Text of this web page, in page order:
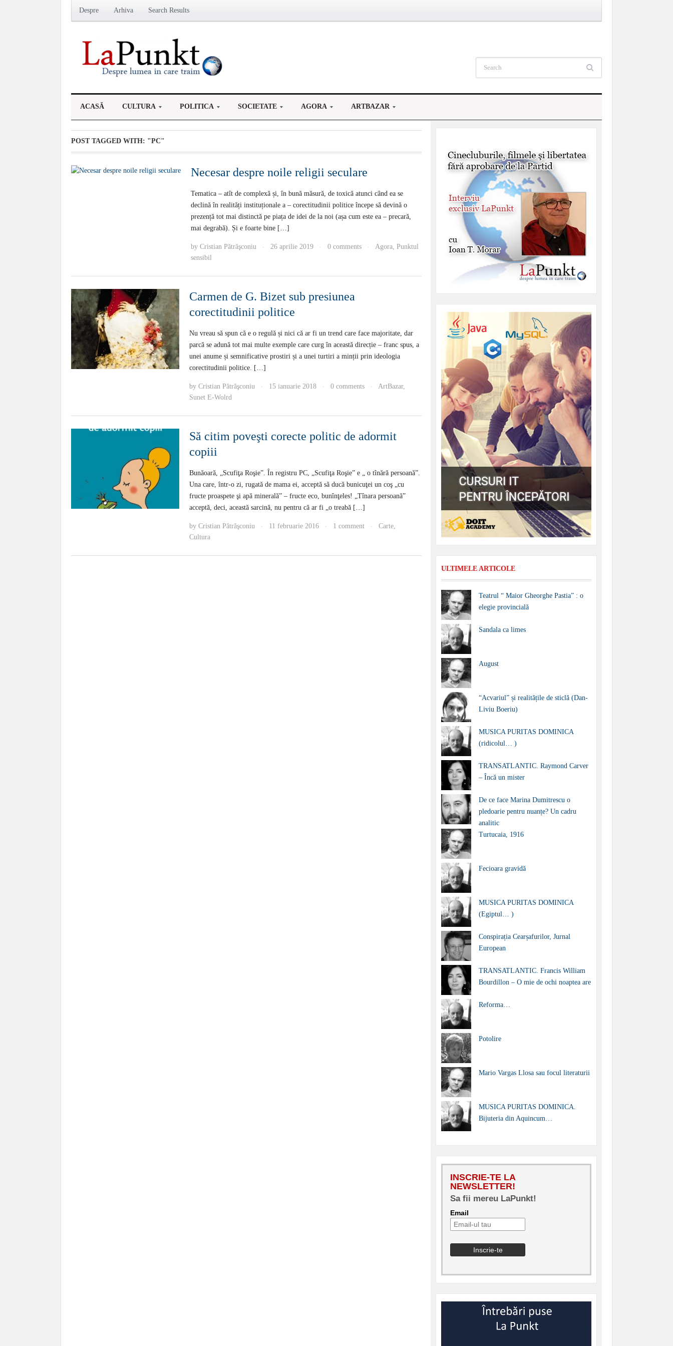
Despre Arhiva Search Results
ACASĂ CULTURA POLITICA SOCIETATE AGORA ARTBAZAR
POST TAGGED WITH: "PC"
Necesar despre noile religii seculare
Tematica – atît de complexă și, în bună măsură, de toxică atunci când ea se
declină în realități instituționale a – corectitudinii politice începe să devină o
prezență tot mai distinctă pe piața de idei de la noi (așa cum este ea – precară,
mai degrabă). Și e foarte bine […]
by Cristian Pătrăşconiu · 26 aprilie 2019 · 0 comments · Agora, Punktul
sensibil
Carmen de G. Bizet sub presiunea
corectitudinii politice
Nu vreau să spun că e o regulă și nici că ar fi un trend care face majoritate, dar
parcă se adună tot mai multe exemple care curg în această direcție – franc spus, a
unei anume și semnificative prostiri și a unei turtiri a minții prin ideologia
corectitudinii politice. […]
by Cristian Pătrăşconiu · 15 ianuarie 2018 · 0 comments · ArtBazar,
Sunet E-Wolrd
Să citim poveşti corecte politic de adormit
copiii
Bunăoară, „Scufiţa Roşie”. În registru PC, „Scufiţa Roşie” e „ o tînără persoană”.
Una care, într-o zi, rugată de mama ei, acceptă să ducă bunicuţei un coş „cu
fructe proaspete şi apă minerală” – fructe eco, bunînţeles! „Tînara persoană”
acceptă, deci, această sarcină, nu pentru că ar fi „o treabă […]
by Cristian Pătrăşconiu · 11 februarie 2016 · 1 comment · Carte,
Cultura
ULTIMELE ARTICOLE
Teatrul “ Maior Gheorghe Pastia” : o
elegie provincială
Sandala ca limes
August
“Acvariul” și realitățile de sticlă (Dan-
Liviu Boeriu)
MUSICA PURITAS DOMINICA
(ridicolul… )
TRANSATLANTIC. Raymond Carver
– Încă un mister
De ce face Marina Dumitrescu o
pledoarie pentru nuanțe? Un cadru
analitic
Turtucaia, 1916
Fecioara gravidă
MUSICA PURITAS DOMINICA
(Egiptul… )
Conspirația Cearșafurilor, Jurnal
European
TRANSATLANTIC. Francis William
Bourdillon – O mie de ochi noaptea are
Reforma…
Potolire
Mario Vargas Llosa sau focul literaturii
MUSICA PURITAS DOMINICA.
Bijuteria din Aquincum…
INSCRIE-TE LA
NEWSLETTER!
Sa fii mereu LaPunkt!
Email